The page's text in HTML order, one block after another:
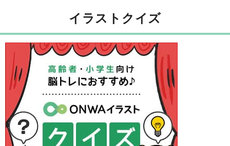
イラストクイズ